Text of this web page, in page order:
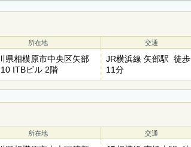
所在地 交通
県相模原市中央区⽮部
ITBビル 2階
JR横浜線 矢部駅 徒歩
11分
所在地 交通